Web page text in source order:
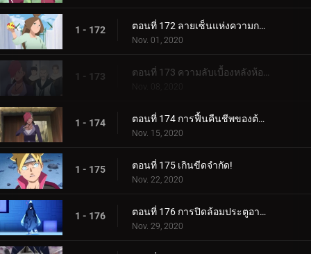
1 - 172 ตอนที่ 172 ลายเซ็นแห่งความกลัว
Nov. 01, 2020
1 - 173
Nov. 08, 2020
1 - 174 ตอนที่ 174 การฟื้นคืนชีพของต้นไม้ศักดิ์สิทธิ์
Nov. 15, 2020
1 - 175 ตอนที่ 175 เกินขีดจำกัด!
Nov. 22, 2020
1 - 176 ตอนที่ 176 การปิดล้อมประตูอาอุน!
Nov. 29, 2020